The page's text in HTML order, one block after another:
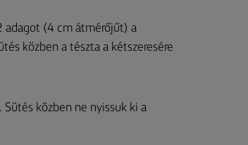
adagot (4 cm átmérőjűt) a
közben a tészta a kétszeresére
közben ne nyissuk ki a